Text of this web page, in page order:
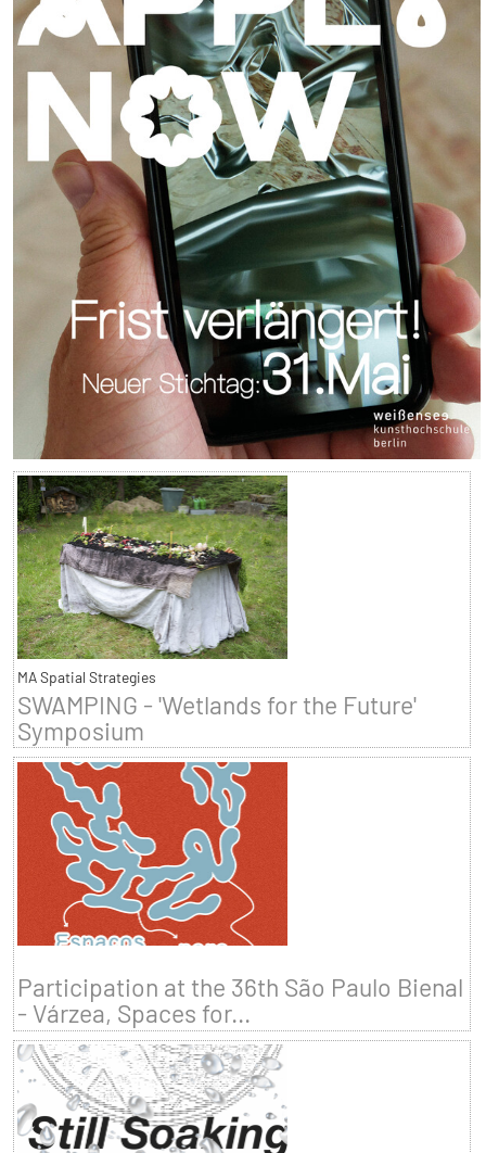
MA Spatial Strategies
SWAMPING - 'Wetlands for the Future'
Symposium
Participation at the 36th São Paulo Bienal
- Várzea, Spaces for...